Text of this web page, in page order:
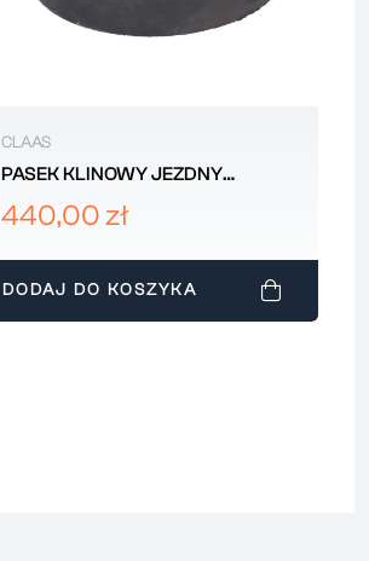
CLAAS
PASEK KLINOWY JEZDNY
CLAAS 40X1860 751112
440,00 zł
DODAJ DO KOSZYKA